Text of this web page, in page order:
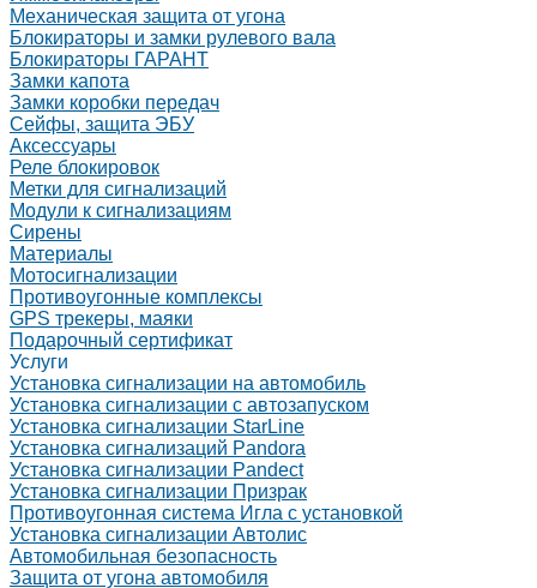
Механическая защита от угона
Блокираторы и замки рулевого вала
Блокираторы ГАРАНТ
Замки капота
Замки коробки передач
Сейфы, защита ЭБУ
Аксессуары
Реле блокировок
Метки для сигнализаций
Модули к сигнализациям
Сирены
Материалы
Мотосигнализации
Противоугонные комплексы
GPS трекеры, маяки
Подарочный сертификат
Услуги
Установка сигнализации на автомобиль
Установка сигнализации с автозапуском
Установка сигнализации StarLine
Установка сигнализаций Pandora
Установка сигнализации Pandect
Установка сигнализации Призрак
Противоугонная система Игла с установкой
Установка сигнализации Автолис
Автомобильная безопасность
Защита от угона автомобиля